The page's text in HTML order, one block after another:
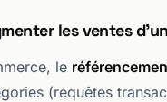
les ventes
le
(requêtes